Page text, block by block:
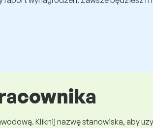
Kliknij nazwę stanowiska, aby